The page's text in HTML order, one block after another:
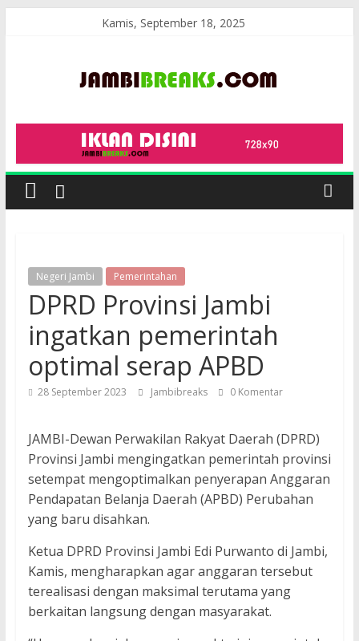
Kamis, September 18, 2025
JambiBreaks
Negeri Jambi Pemerintahan
DPRD Provinsi Jambi
ingatkan pemerintah
optimal serap APBD
28 September 2023 Jambibreaks 0 Komentar
JAMBI-Dewan Perwakilan Rakyat Daerah (DPRD)
Provinsi Jambi mengingatkan pemerintah provinsi
setempat mengoptimalkan penyerapan Anggaran
Pendapatan Belanja Daerah (APBD) Perubahan
yang baru disahkan.
Ketua DPRD Provinsi Jambi Edi Purwanto di Jambi,
Kamis, mengharapkan agar anggaran tersebut
terealisasi dengan maksimal terutama yang
berkaitan langsung dengan masyarakat.